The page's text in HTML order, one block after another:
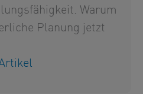
Warum
Planung jetzt